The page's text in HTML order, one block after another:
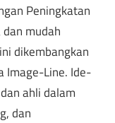
Peningkatan
mudah
dikembangkan
Image-Line. Ide-
ahli dalam
dan